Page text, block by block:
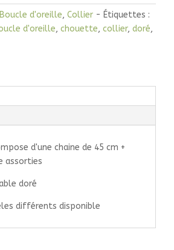
Boucle d'oreille, Collier
Étiquettes :
d'oreille, chouette, collier, doré,
d'une chaine de 45 cm +
assorties
doré
différents disponible